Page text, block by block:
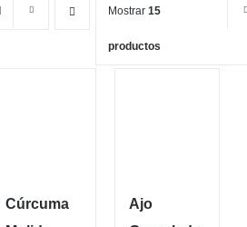
Mostrar 15
productos
Cúrcuma
Ajo